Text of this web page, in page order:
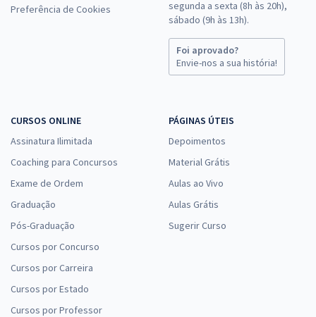
Preferência de Cookies
segunda a sexta (8h às 20h),
sábado (9h às 13h).
Foi aprovado?
Envie-nos a sua história!
CURSOS ONLINE
Assinatura Ilimitada
Coaching para Concursos
Exame de Ordem
Graduação
Pós-Graduação
Cursos por Concurso
Cursos por Carreira
Cursos por Estado
Cursos por Professor
PÁGINAS ÚTEIS
Depoimentos
Material Grátis
Aulas ao Vivo
Aulas Grátis
Sugerir Curso